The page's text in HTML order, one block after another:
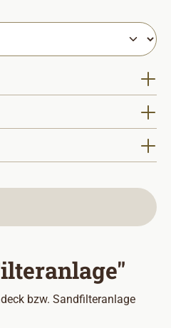
bzw. Sandfilteranlage